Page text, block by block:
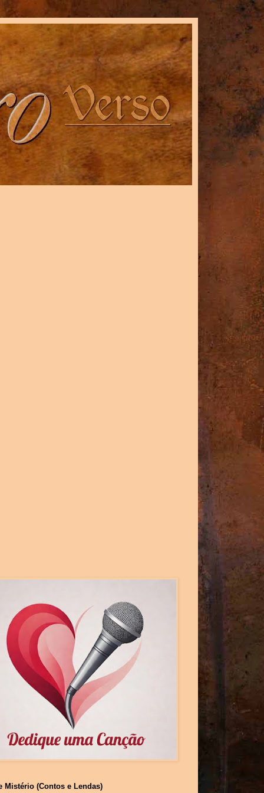
Mistério (Contos e Lendas)